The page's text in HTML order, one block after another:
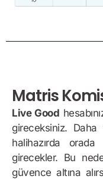
Matris
Live Good
gireceksiniz. Daha
halihazırda
girecekler. Bu
güvence altına